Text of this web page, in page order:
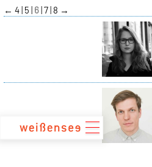
zum
Inhalt
← 4 5 6 7 8 →